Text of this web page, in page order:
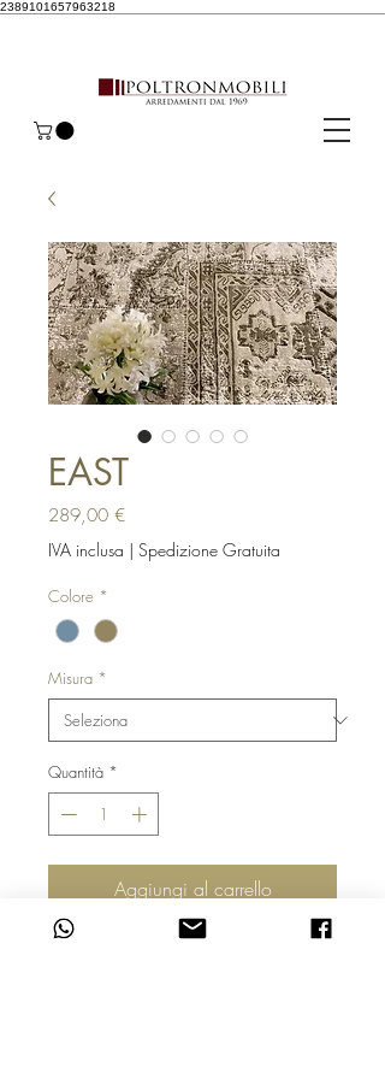
2389101657963218
EAST
289,00 €Prezzo
IVA inclusa | Spedizione Gratuita
Colore *
Misura *
Quantità *
Aggiungi al carrello